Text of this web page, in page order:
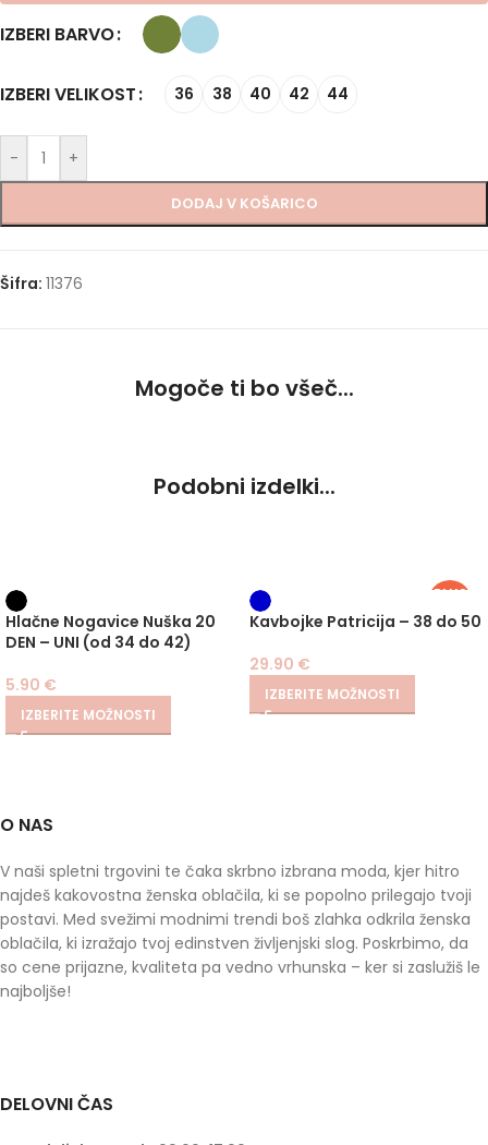
IZBERI BARVO
IZBERI VELIKOST 36 38 40 42 44
- +
DODAJ V KOŠARICO
Šifra: 11376
Mogoče ti bo všeč...
Podobni izdelki...
Hlačne Nogavice Nuška 20
DEN – UNI (od 34 do 42)
5.90 €
IZBERITE MOŽNOSTI
PLUS
Kavbojke Patricija – 38 do 50
29.90 €
IZBERITE MOŽNOSTI
O NAS
V naši spletni trgovini te čaka skrbno izbrana moda, kjer hitro
najdeš kakovostna ženska oblačila, ki se popolno prilegajo tvoji
postavi. Med svežimi modnimi trendi boš zlahka odkrila ženska
oblačila, ki izražajo tvoj edinstven življenjski slog. Poskrbimo, da
so cene prijazne, kvaliteta pa vedno vrhunska – ker si zaslužiš le
najboljše!
DELOVNI ČAS